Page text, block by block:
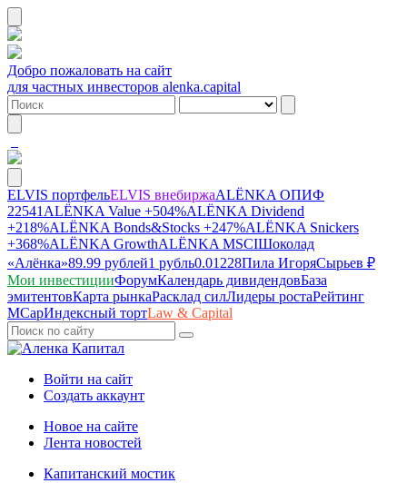
Добро пожаловать на сайт
для частных инвесторов alenka.capital
ELVIS портфельELVIS внебиржаALЁNKA ОПИФ
22541 ALЁNKA Value +504%ALЁNKA Dividend
+218%ALЁNKA Bonds&Stocks +247%ALЁNKA Snickers
+368%ALЁNKA GrowthALЁNKA MSCIШоколад
«Алёнка»89.99 рублей1 рубль0.01228Пила ИгоряСырьев ₽
Мои инвестицииФорумКалендарь дивидендовБаза
эмитентовКарта рынкаРасклад силЛидеры ростаРейтинг
MCapИндексный тортLaw & Capital
Войти на сайт
Создать аккаунт
Новое на сайте
Лента новостей
Капитанский мостик